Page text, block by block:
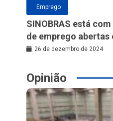
Emprego
SINOBRAS está
de emprego abertas
26 de dezembro de 2024
Opinião